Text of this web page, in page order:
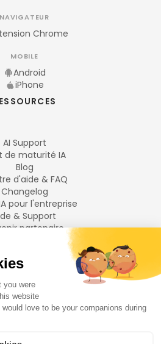
NAVIGATEUR
Chrome
MOBILE
Android
iPhone
AI Support
de maturité IA
Blog
d'aide & FAQ
Changelog
pour l'entreprise
& Support
partenaire
LANGUES
Français
English